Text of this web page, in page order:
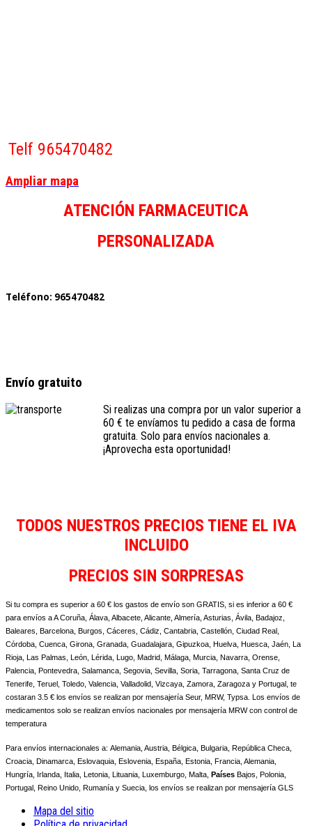
Telf 965470482
Ampliar mapa
ATENCIÓN FARMACEUTICA
PERSONALIZADA
Teléfono: 965470482
Envío gratuito
Si realizas una compra por un valor superior a
60 € te envíamos tu pedido a casa de forma
gratuita. Solo para envíos nacionales a.
¡Aprovecha esta oportunidad!
TODOS NUESTROS PRECIOS TIENE EL IVA
INCLUIDO
PRECIOS SIN SORPRESAS
Si tu compra es superior a 60 € los gastos de envío son GRATIS, si es inferior a 60 €
para envíos a A Coruña, Álava, Albacete, Alicante, Almería, Asturias, Ávila, Badajoz,
Baleares, Barcelona, Burgos, Cáceres, Cádiz, Cantabria, Castellón, Ciudad Real,
Córdoba, Cuenca, Girona, Granada, Guadalajara, Gipuzkoa, Huelva, Huesca, Jaén, La
Rioja, Las Palmas, León, Lérida, Lugo, Madrid, Málaga, Murcia, Navarra, Orense,
Palencia, Pontevedra, Salamanca, Segovia, Sevilla, Soria, Tarragona, Santa Cruz de
Tenerife, Teruel, Toledo, Valencia, Valladolid, Vizcaya, Zamora, Zaragoza y Portugal, te
costaran 3.5 € los envíos se realizan por mensajería Seur, MRW, Typsa. Los envíos de
medicamentos solo se realizan envíos nacionales por mensajería MRW con control de
temperatura
Para envíos internacionales a: Alemania, Austria, Bélgica, Bulgaria, República Checa,
Croacia, Dinamarca, Eslovaquia, Eslovenia, España, Estonia, Francia, Alemania,
Hungría, Irlanda, Italia, Letonia, Lituania, Luxemburgo, Malta, Países Bajos, Polonia,
Portugal, Reino Unido, Rumanía y Suecia, los envíos se realizan por mensajería GLS
Mapa del sitio